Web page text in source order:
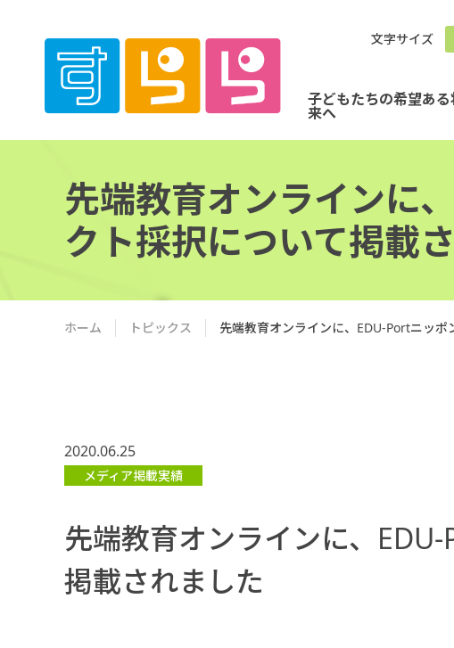
文字サイズ
子どもたちの希望ある
来へ
先端教育オンラインに
クト採択について掲載
ホーム トピックス 先端教育オンラインに、EDU-Portニッ
2020.06.25
メディア掲載実績
先端教育オンラインに、
掲載されました